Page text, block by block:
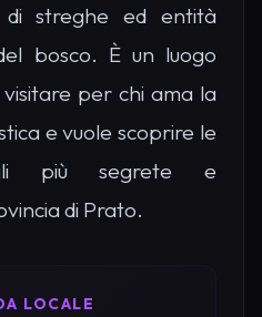
streghe ed entità
bosco. È un luogo
per chi ama la
e vuole scoprire le
più segrete e
di Prato.
LOCALE